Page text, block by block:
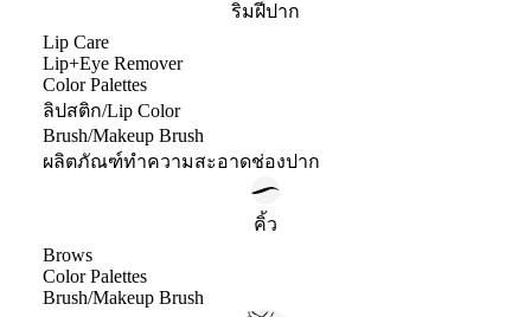
ริมฝีปาก
Lip Care
Lip+Eye Remover
Color Palettes
ลิปสติก/Lip Color
Brush/Makeup Brush
ผลิตภัณฑ์ทำความสะอาดช่องปาก
คิ้ว
Brows
Color Palettes
Brush/Makeup Brush